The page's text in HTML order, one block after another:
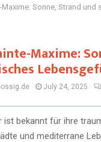
Maxime: Sonne, Strand
Maxime:
ossig.de July 24, 2025
ist bekannt für ihre
und mediterrane